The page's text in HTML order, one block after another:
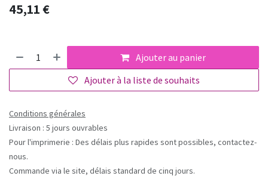
45,11€
Ajouter au panier
Ajouter à la liste de souhaits
Conditions générales
Livraison : 5 jours ouvrables
Pour l'imprimerie : Des délais plus rapides sont possibles, contactez-
nous.
Commande via le site, délais standard de cinq jours.